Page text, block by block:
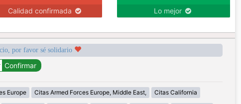
Calidad confirmada Lo mejor
por favor sé solidario
Europe Citas Armed Forces Europe, Middle East, Citas California